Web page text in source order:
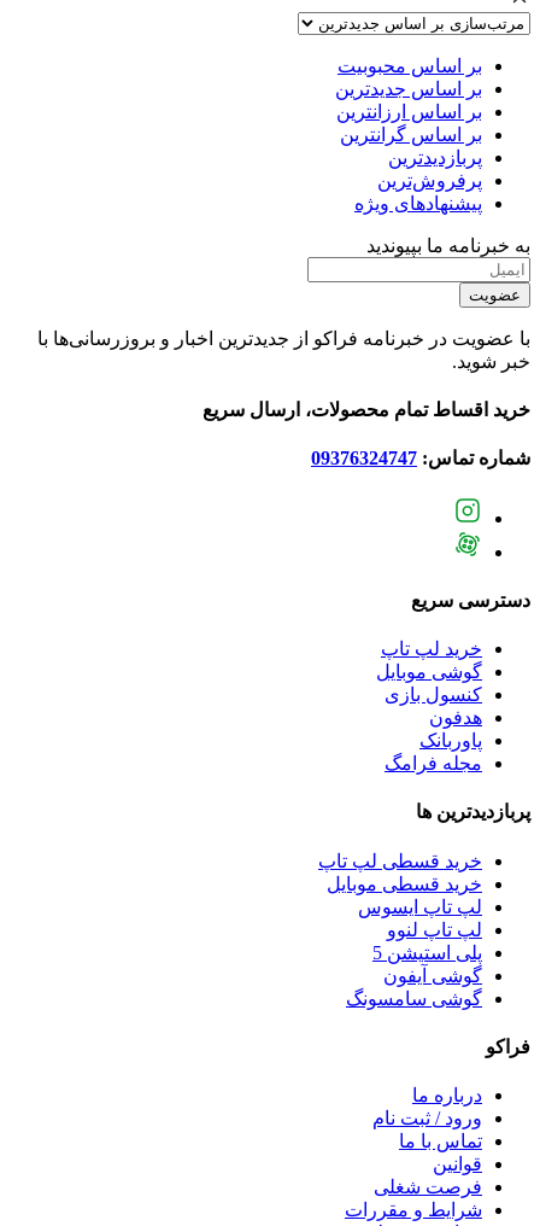
بر اساس محبوبیت
بر اساس جدیدترین
بر اساس ارزانترین
بر اساس گرانترین
پربازدیدترین
پرفروش‌ترین
پیشنهادهای ویژه
به خبرنامه ما بپیوندید
عضویت
با عضویت در خبرنامه فراکو از جدیدترین اخبار و بروزرسانی‌ها با
خبر شوید.
خرید اقساط تمام محصولات، ارسال سریع
شماره تماس: 09376324747
دسترسی سریع
خرید لپ تاپ
گوشی موبایل
کنسول بازی
هدفون
پاوربانک
مجله فرامگ
پربازدید‌ترین ها
خرید قسطی لپ تاپ
خرید قسطی موبایل
لپ تاپ ایسوس
لپ تاپ لنوو
پلی استیشن 5
گوشی آیفون
گوشی سامسونگ
فراکو
درباره ما
ورود / ثبت نام
تماس با ما
قوانین
فرصت شغلی
شرایط و مقررات